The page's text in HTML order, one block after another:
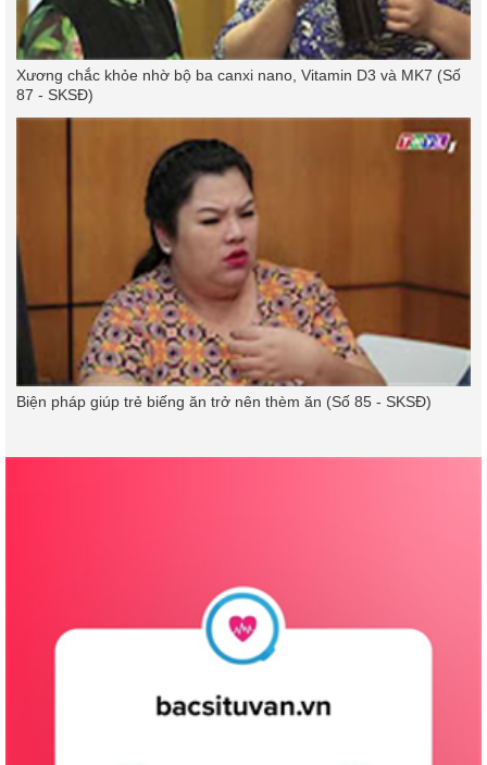
Xương chắc khỏe nhờ bộ ba canxi nano, Vitamin D3 và MK7 (Số
87 - SKSĐ)
Biện pháp giúp trẻ biếng ăn trở nên thèm ăn (Số 85 - SKSĐ)